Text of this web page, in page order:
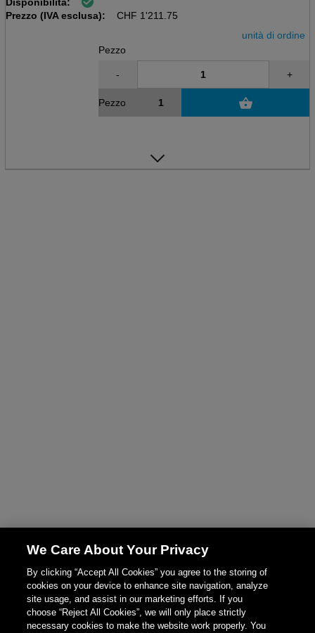
Accessori 32mm
Disponibilità:
Prezzo (IVA esclusa):
CHF 1'211.75
unità di ordine
Pezzo
- +
Pezzo
We Care About Your Privacy
By clicking “Accept All Cookies” you agree to the storing of
cookies on your device to enhance site navigation, analyze
site usage, and assist in our marketing efforts. If you
choose “Reject All Cookies”, we will only place strictly
necessary cookies to make the website work properly. You